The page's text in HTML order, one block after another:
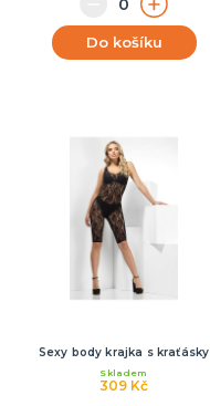
Do košíku
Sexy body krajka s kraťásky
309 Kč
Skladem